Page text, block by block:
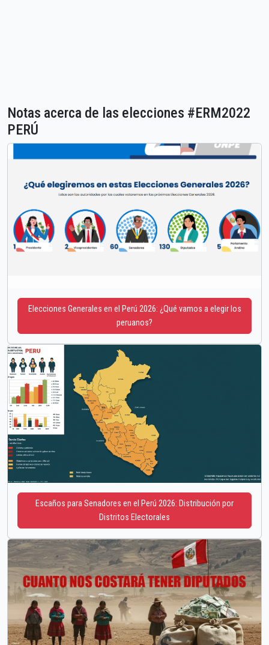
Notas acerca de las elecciones #ERM2022
PERÚ
Elecciones Generales en el Perú 2026: ¿Qué vamos a elegir los
peruanos?
Escaños para Senadores en el Perú 2026: Distribución por
Distritos Electorales